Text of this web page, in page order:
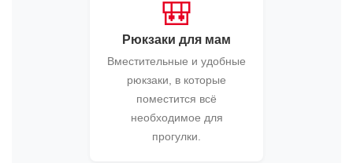
🎒
Рюкзаки для мам
Вместительные и удобные
рюкзаки, в которые
поместится всё
необходимое для
прогулки.